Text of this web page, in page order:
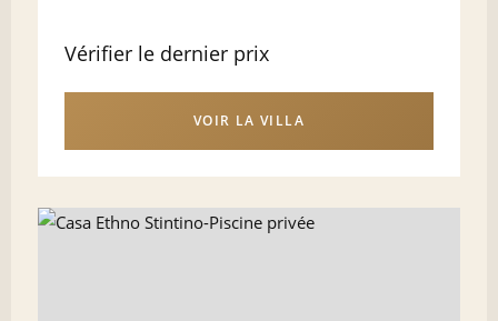
Vérifier le dernier prix
VOIR LA VILLA